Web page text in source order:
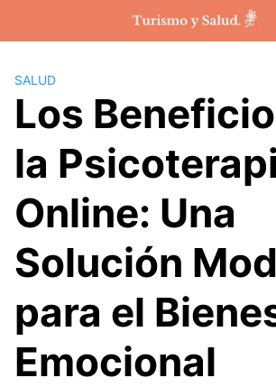
SALUD
Los
la
Online: Una
Solución
para el
Emocional